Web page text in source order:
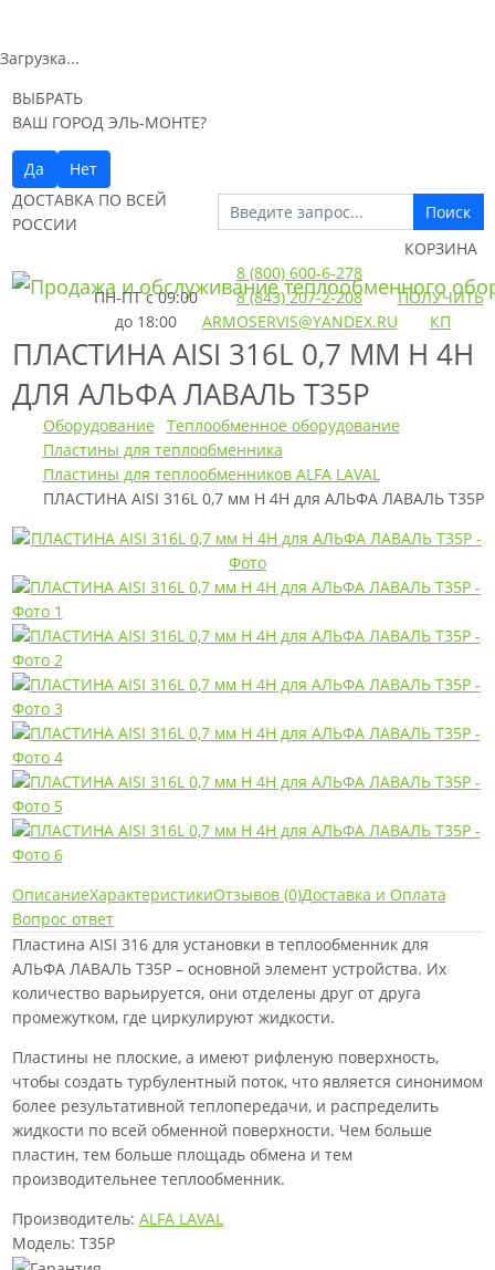
Загрузка...
ВЫБРАТЬ
ВАШ ГОРОД ЭЛЬ-МОНТЕ?
Да
Нет
ДОСТАВКА ПО ВСЕЙ
РОССИИ
Поиск
ПН-ПТс 09:00
до 18:00
8 (800) 600-6-278
8 (843) 207-2-208
ARMOSERVIS@YANDEX.RU
КОРЗИНА
ПОЛУЧИТЬ
КП
ПЛАСТИНА AISI 316L 0,7 ММ H 4H
ДЛЯ АЛЬФА ЛАВАЛЬ T35P
Оборудование
Теплообменное оборудование
Пластины для теплообменника
Пластины для теплообменников ALFA LAVAL
ПЛАСТИНА AISI 316L 0,7 мм H 4H для АЛЬФА ЛАВАЛЬ T35P
ОписаниеХарактеристикиОтзывов (0)Доставка и Оплата
Вопрос ответ
Пластина AISI 316 для установки в теплообменник для
АЛЬФА ЛАВАЛЬ T35P – основной элемент устройства. Их
количество варьируется, они отделены друг от друга
промежутком, где циркулируют жидкости.
Пластины не плоские, а имеют рифленую поверхность,
чтобы создать турбулентный поток, что является синонимом
более результативной теплопередачи, и распределить
жидкости по всей обменной поверхности. Чем больше
пластин, тем больше площадь обмена и тем
производительнее теплообменник.
Производитель: ALFA LAVAL
Модель: T35P